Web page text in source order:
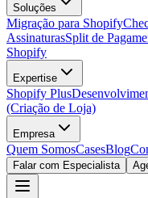
Soluções
Migração para Shopify
AssinaturasSplit de
Shopify
Expertise
Shopify Plus
(Criação de Loja)
Empresa
Quem SomosCasesBlog
Falar com Especialista